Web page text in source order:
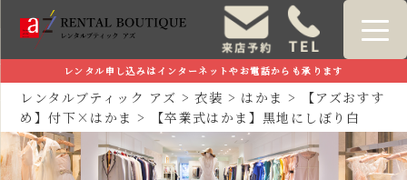
レンタル申し込みはインターネットやお電話からも承ります
レンタルブティック アズ >衣装 > はかま >
【アズおすす
め】付下×はかま > 【卒業式はかま】黒地にしぼり白